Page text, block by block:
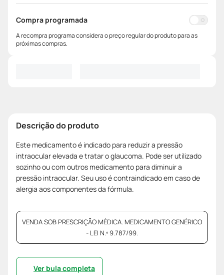
Compra programada
A recompra programa considera o preço regular do produto para as
próximas compras.
Descrição do produto
Este medicamento é indicado para reduzir a pressão
intraocular elevada e tratar o glaucoma. Pode ser utilizado
sozinho ou com outros medicamento para diminuir a
pressão intraocular. Seu uso é contraindicado em caso de
alergia aos componentes da fórmula.
VENDA SOB PRESCRIÇÃO MÉDICA. MEDICAMENTO GENÉRICO
- LEI N.º 9.787/99.
Ver bula completa